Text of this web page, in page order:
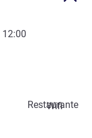
12:00
Restaurante
Wifi